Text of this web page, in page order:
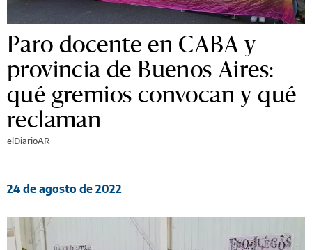
Paro docente en CABA y
provincia de Buenos Aires:
qué gremios convocan y qué
reclaman
elDiarioAR
24 de agosto de 2022